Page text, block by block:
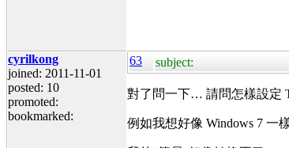
cyrilkong
joined: 2011-11-01
posted: 10
promoted:
bookmarked:
63 subject:
對了問一下… 請問怎樣設定
例如我想好像 Windows 7 一